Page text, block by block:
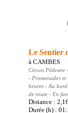
Le Sentier
à CAMBES
Circuit Pédestre
- Promenades et
heures - Au
de route - En
Distance :
Durée (h) :